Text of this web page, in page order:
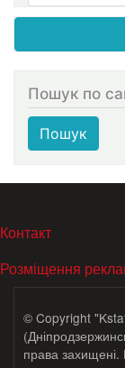
Пошук по
Пошук
МЕНЮ В ПОДВАЛЕ
Контакт
Розміщення
© Copyright
права захищені.